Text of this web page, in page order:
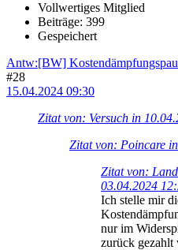
Vollwertiges Mitglied
Beiträge: 399
Gespeichert
Antw:[BW]
#28
15.04.2024 09:30
Zitat von: Versuch in
Zitat von: Poincare
Zitat von:
03.04.2024
Ich stelle mir
nur im
zurück gezahlt